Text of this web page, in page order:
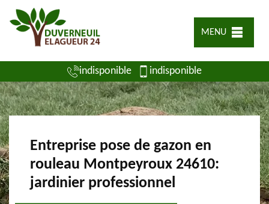
MENU
indisponible indisponible
Entreprise pose de gazon en
rouleau Montpeyroux 24610:
jardinier professionnel